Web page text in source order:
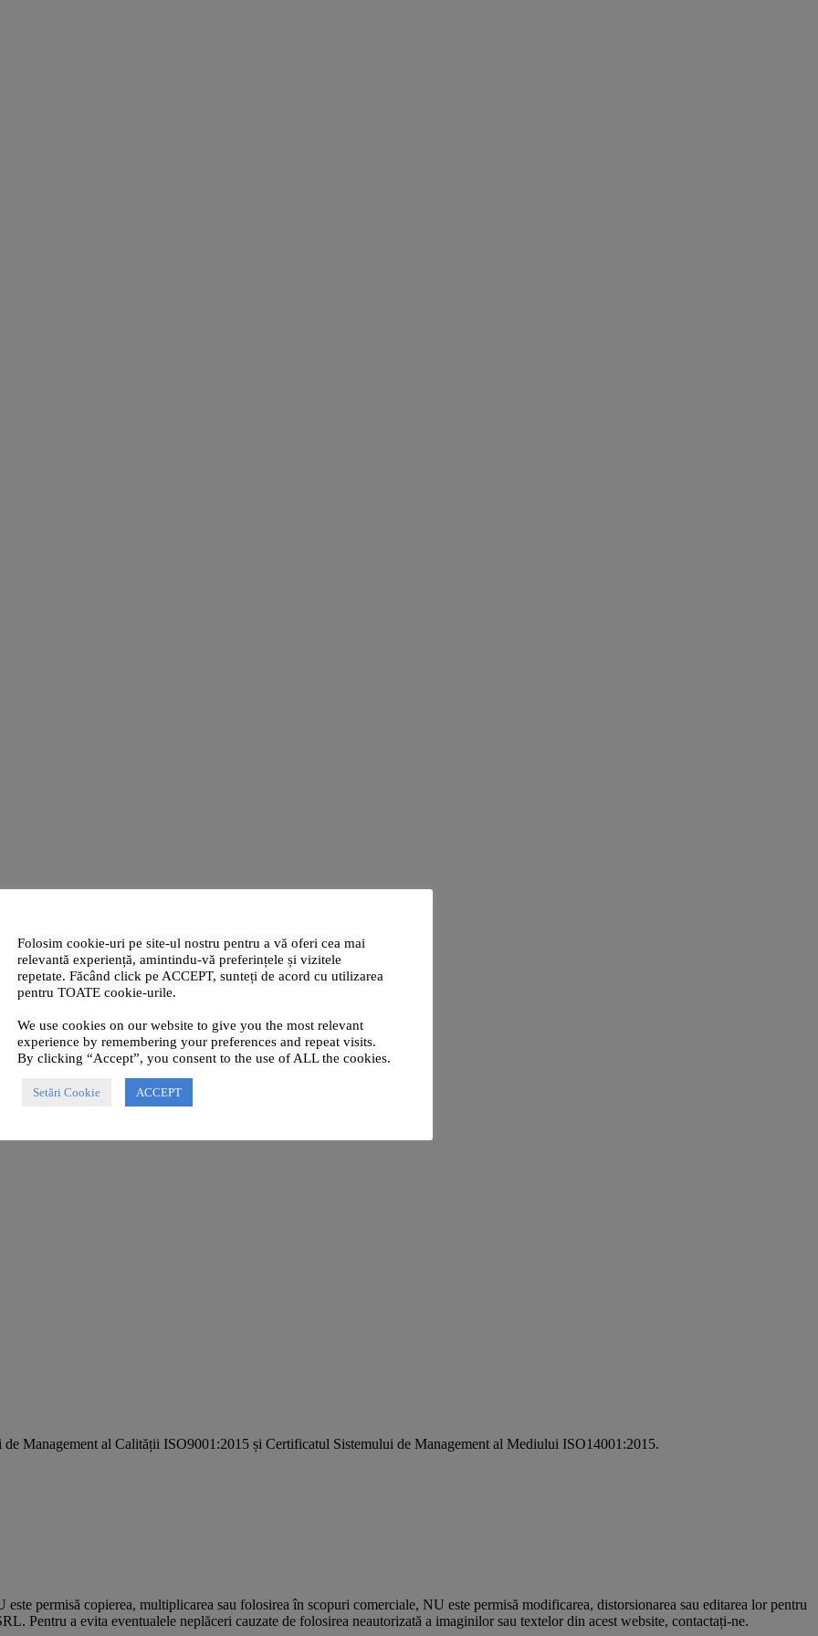
Management al Calității ISO9001:2015 și Certificatul Sistemului de Management al Mediului ISO14001:2015.
permisă copierea, multiplicarea sau folosirea în scopuri comerciale, NU este permisă modificarea, distorsionarea sau editarea lor pentru
Pentru a evita eventualele neplăceri cauzate de folosirea neautorizată a imaginilor sau textelor din acest website, contactați-ne.
Folosim cookie-uri pe site-ul nostru pentru a vă oferi cea mai
relevantă experiență, amintindu-vă preferințele și vizitele
repetate. Făcând click pe ACCEPT, sunteți de acord cu utilizarea
pentru TOATE cookie-urile.
We use cookies on our website to give you the most relevant
experience by remembering your preferences and repeat visits.
By clicking “Accept”, you consent to the use of ALL the cookies.
Setări Cookie ACCEPT